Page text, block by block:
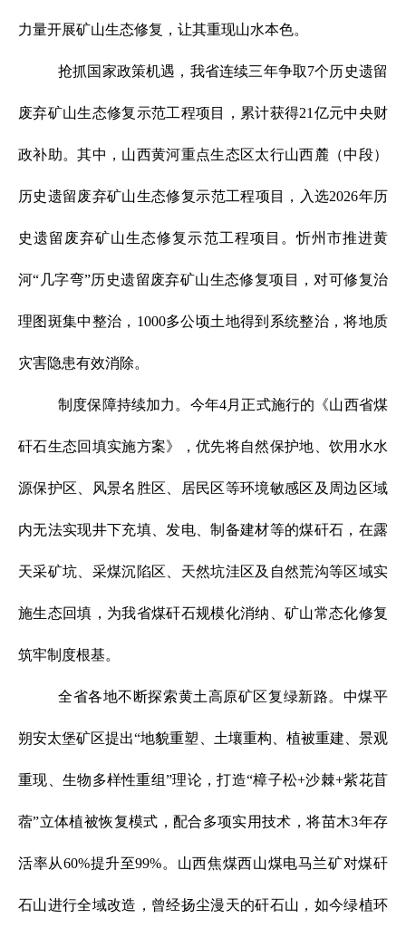
力量开展矿山生态修复，让其重现山水本色。
抢抓国家政策机遇，我省连续三年争取7个历史遗留
废弃矿山生态修复示范工程项目，累计获得21亿元中央财
政补助。其中，山西黄河重点生态区太行山西麓（中段）
历史遗留废弃矿山生态修复示范工程项目，入选2026年历
史遗留废弃矿山生态修复示范工程项目。忻州市推进黄
河“几字弯”历史遗留废弃矿山生态修复项目，对可修复治
理图斑集中整治，1000多公顷土地得到系统整治，将地质
灾害隐患有效消除。
制度保障持续加力。今年4月正式施行的《山西省煤
矸石生态回填实施方案》，优先将自然保护地、饮用水水
源保护区、风景名胜区、居民区等环境敏感区及周边区域
内无法实现井下充填、发电、制备建材等的煤矸石，在露
天采矿坑、采煤沉陷区、天然坑洼区及自然荒沟等区域实
施生态回填，为我省煤矸石规模化消纳、矿山常态化修复
筑牢制度根基。
全省各地不断探索黄土高原矿区复绿新路。中煤平
朔安太堡矿区提出“地貌重塑、土壤重构、植被重建、景观
重现、生物多样性重组”理论，打造“樟子松+沙棘+紫花苜
蓿”立体植被恢复模式，配合多项实用技术，将苗木3年存
活率从60%提升至99%。山西焦煤西山煤电马兰矿对煤矸
石山进行全域改造，曾经扬尘漫天的矸石山，如今绿植环